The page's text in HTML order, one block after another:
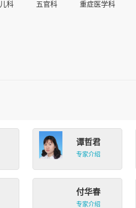
儿科 五官科 重症医学科
谭哲君
专家介绍
付华春
专家介绍